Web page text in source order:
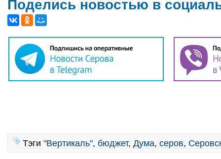
Поделись новостью в
Тэги "Вертикаль", бюджет, Дума, серов,